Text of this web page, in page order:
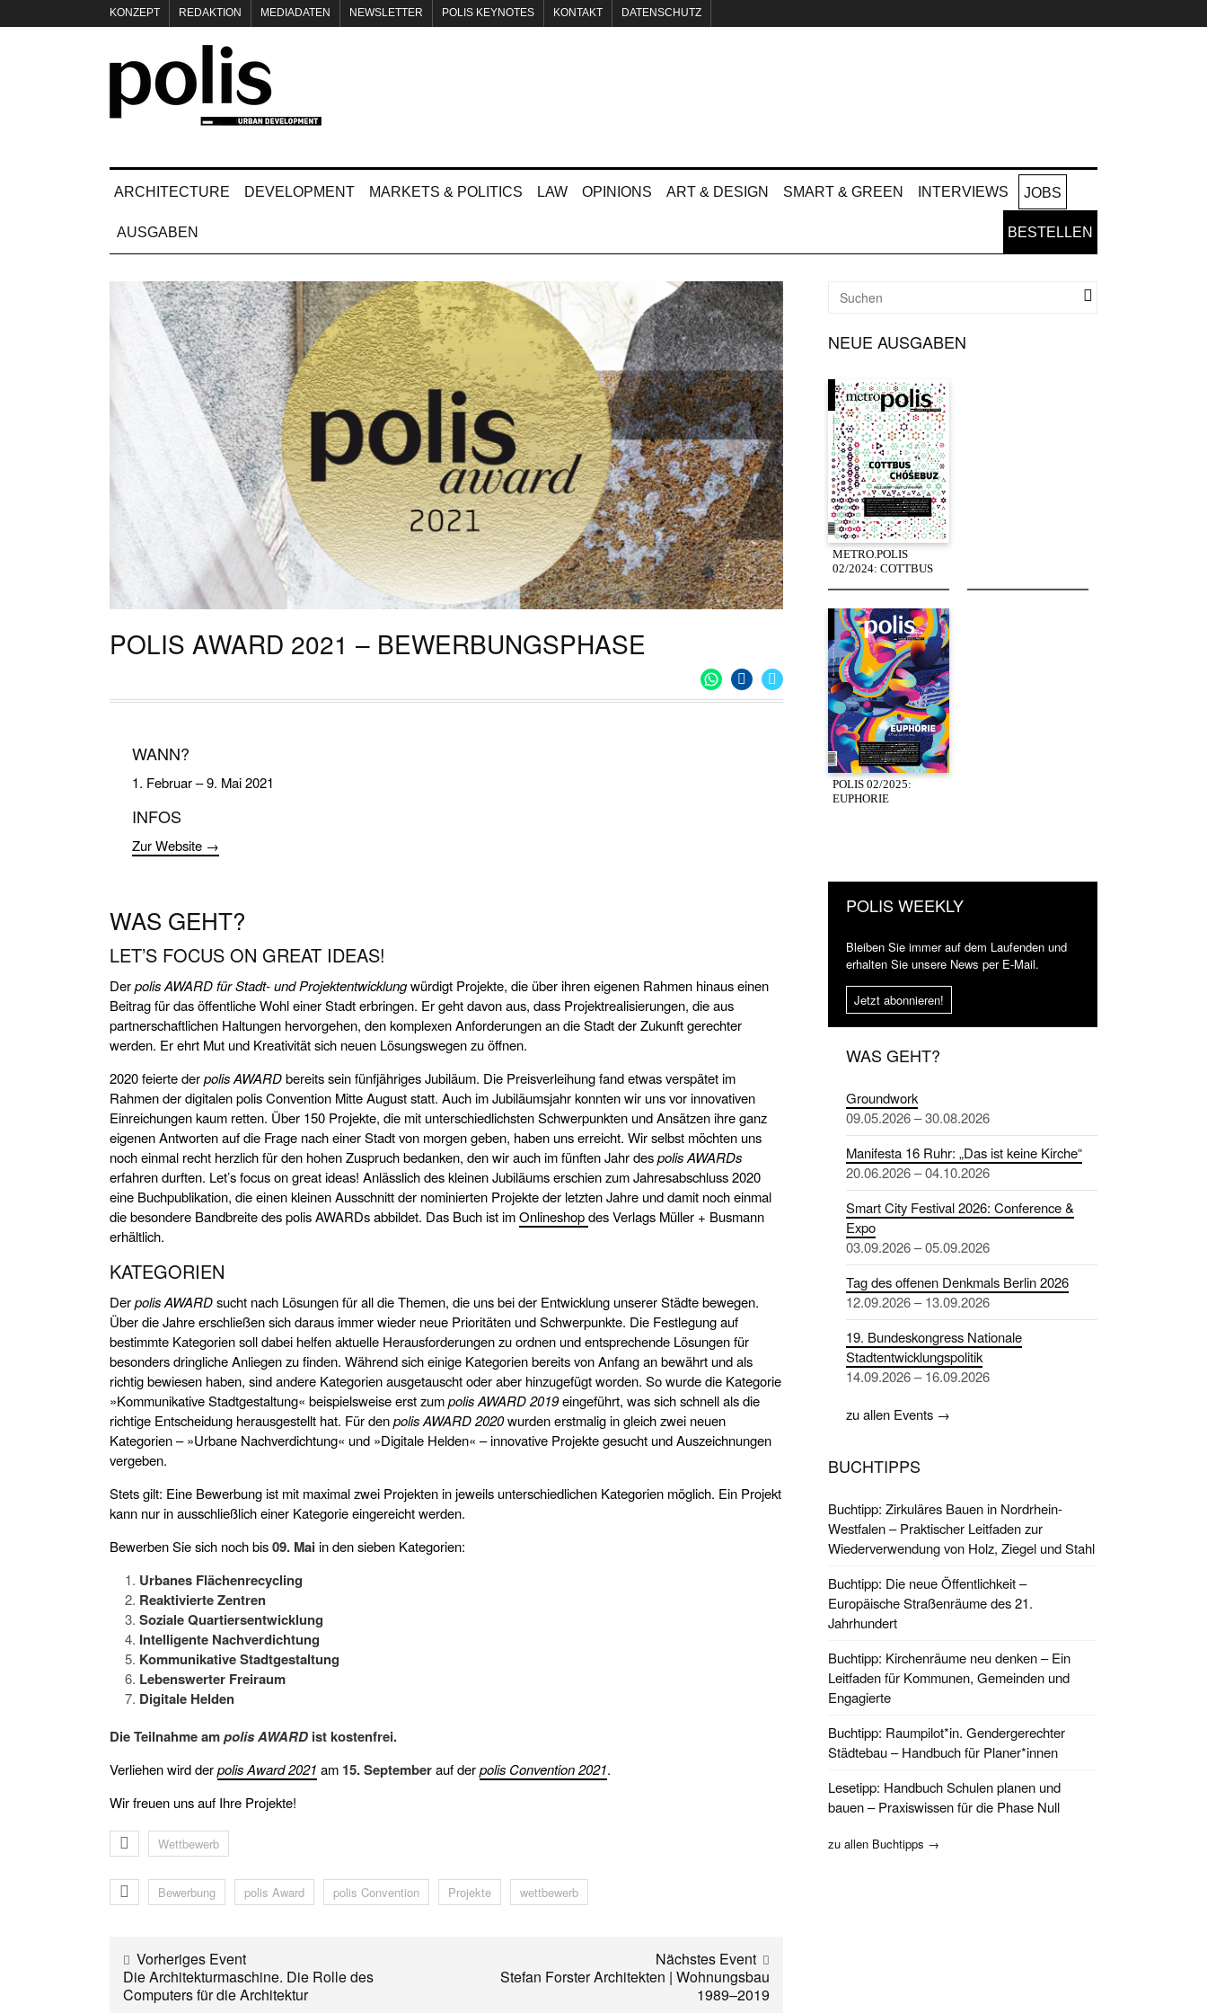
KONZEPT REDAKTION MEDIADATEN NEWSLETTER POLIS KEYNOTES KONTAKT DATENSCHUTZ
ARCHITECTURE DEVELOPMENT MARKETS & POLITICS LAW OPINIONS ART & DESIGN SMART & GREEN INTERVIEWS JOBS
AUSGABEN BESTELLEN
POLIS AWARD 2021 – BEWERBUNGSPHASE
WANN?
1. Februar–9. Mai 2021
INFOS
Zur Website →
WAS GEHT?
LET’S FOCUS ON GREAT IDEAS!
Derpolis AWARD für Stadt- und Projektentwicklungwürdigt Projekte, die über ihren eigenen Rahmen hinaus einen
Beitrag für das öffentliche Wohl einer Stadt erbringen. Er geht davon aus, dass Projektrealisierungen, die aus
partnerschaftlichen Haltungen hervorgehen, den komplexen Anforderungen an die Stadt der Zukunft gerechter
werden. Er ehrt Mut und Kreativität sich neuen Lösungswegen zu öffnen.
2020 feierte derpolis AWARDbereits sein fünfjähriges Jubiläum. Die Preisverleihung fand etwas verspätet im
Rahmen der digitalen polis Convention Mitte August statt. Auch im Jubiläumsjahr konnten wir uns vor innovativen
Einreichungen kaum retten. Über 150 Projekte, die mit unterschiedlichsten Schwerpunkten und Ansätzen ihre ganz
eigenen Antworten auf die Frage nach einer Stadt von morgen geben, haben uns erreicht. Wir selbst möchten uns
noch einmal recht herzlich für den hohen Zuspruch bedanken, den wir auch im fünften Jahr despolis AWARDs
erfahren durften. Let’s focus on great ideas! Anlässlich des kleinen Jubiläums erschien zum Jahresabschluss 2020
eine Buchpublikation, die einen kleinen Ausschnitt der nominierten Projekte der letzten Jahre und damit noch einmal
die besondere Bandbreite des polis AWARDs abbildet. Das Buch ist imOnlineshopdes Verlags Müller + Busmann
erhältlich.
KATEGORIEN
Derpolis AWARDsucht nach Lösungen für all die Themen, die uns bei der Entwicklung unserer Städte bewegen.
Über die Jahre erschließen sich daraus immer wieder neue Prioritäten und Schwerpunkte. Die Festlegung auf
bestimmte Kategorien soll dabei helfen aktuelle Herausforderungen zu ordnen und entsprechende Lösungen für
besonders dringliche Anliegen zu finden. Während sich einige Kategorien bereits von Anfang an bewährt und als
richtig bewiesen haben, sind andere Kategorien ausgetauscht oder aber hinzugefügt worden. So wurde die Kategorie
»Kommunikative Stadtgestaltung« beispielsweise erst zumpolis AWARD 2019eingeführt, was sich schnell als die
richtige Entscheidung herausgestellt hat. Für denpolis AWARD 2020wurden erstmalig in gleich zwei neuen
Kategorien – »Urbane Nachverdichtung« und »Digitale Helden« – innovative Projekte gesucht und Auszeichnungen
vergeben.
Stets gilt: Eine Bewerbung ist mit maximal zwei Projekten in jeweils unterschiedlichen Kategorien möglich. Ein Projekt
kann nur in ausschließlich einer Kategorie eingereicht werden.
Bewerben Sie sich noch bis09. Mai in den sieben Kategorien:
Urbanes Flächenrecycling
Reaktivierte Zentren
Soziale Quartiersentwicklung
Intelligente Nachverdichtung
Kommunikative Stadtgestaltung
Lebenswerter Freiraum
Digitale Helden
Die Teilnahme ampolis AWARD ist kostenfrei.
Verliehen wird derpolis Award 2021 am 15. Septemberauf derpolis Convention 2021.
Wir freuen uns auf Ihre Projekte!
Wettbewerb
Bewerbung polis Award polis Convention Projekte wettbewerb
Vorheriges Event
Die Architekturmaschine. Die Rolle des
Computers für die Architektur
Nächstes Event
Stefan Forster Architekten | Wohnungsbau
1989–2019
NEUE AUSGABEN
METRO.POLIS
02/2024: COTTBUS
POLIS 02/2025:
EUPHORIE
POLIS WEEKLY
Bleiben Sie immer auf dem Laufenden und
erhalten Sie unsere News per E-Mail.
Jetzt abonnieren!
WAS GEHT?
Groundwork
09.05.2026 – 30.08.2026
Manifesta 16 Ruhr: „Das ist keine Kirche“
20.06.2026 – 04.10.2026
Smart City Festival 2026: Conference &
Expo
03.09.2026 – 05.09.2026
Tag des offenen Denkmals Berlin 2026
12.09.2026 – 13.09.2026
19. Bundeskongress Nationale
Stadtentwicklungspolitik
14.09.2026 – 16.09.2026
zu allen Events →
BUCHTIPPS
Buchtipp: Zirkuläres Bauen in Nordrhein-
Westfalen – Praktischer Leitfaden zur
Wiederverwendung von Holz, Ziegel und Stahl
Buchtipp: Die neue Öffentlichkeit –
Europäische Straßenräume des 21.
Jahrhundert
Buchtipp: Kirchenräume neu denken – Ein
Leitfaden für Kommunen, Gemeinden und
Engagierte
Buchtipp: Raumpilot*in. Gendergerechter
Städtebau – Handbuch für Planer*innen
Lesetipp: Handbuch Schulen planen und
bauen – Praxiswissen für die Phase Null
zu allen Buchtipps →